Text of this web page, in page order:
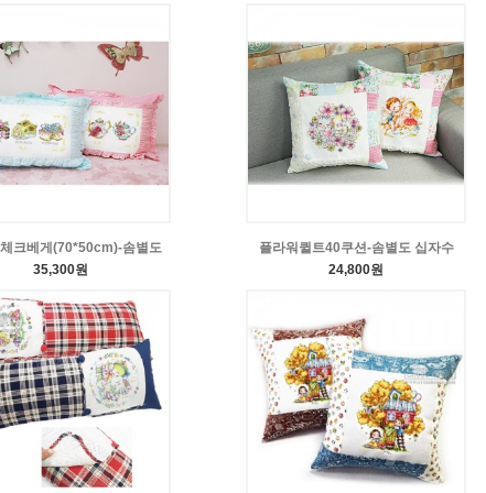
크베게(70*50cm)-솜별도
35,300원
플라워퀼트40쿠션-솜별도 십자수
24,800원